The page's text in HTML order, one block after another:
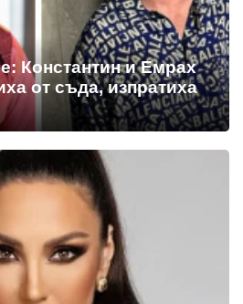
Константин и Емрах
от съда, изпратиха